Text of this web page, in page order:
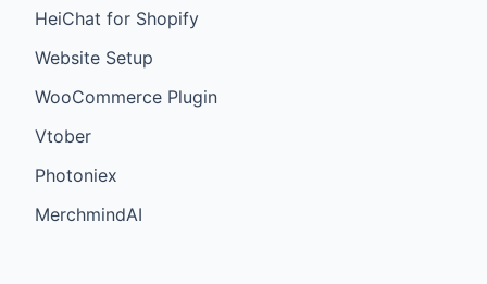
HeiChat for Shopify
Website Setup
WooCommerce Plugin
Vtober
Photoniex
MerchmindAI